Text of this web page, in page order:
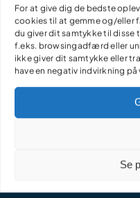
For at give dig de bedste
cookies til at gemme og/eller
du giver dit samtykke til disse
f.eks. browsingadfærd eller
ikke giver dit samtykke eller
have en negativ indvirkning
Se
T-shirt fås i vores
Send bestilling på en